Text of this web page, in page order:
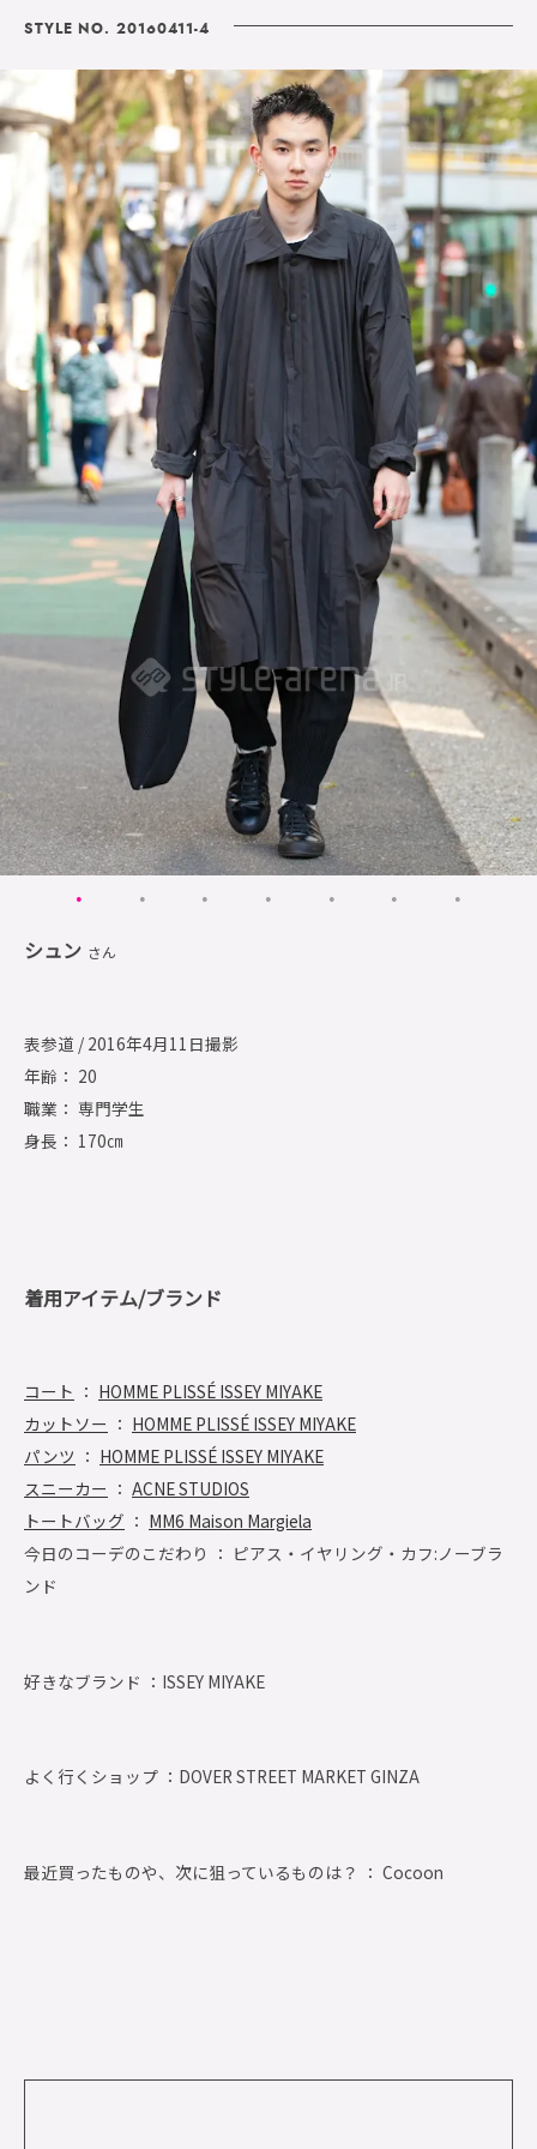
STYLE NO. 20160411-4
シュン さん
表参道 / 2016年4月11日撮影
年齢： 20
職業： 専門学生
身長： 170㎝
着用アイテム/ブランド
コート ： HOMME PLISSÉ ISSEY MIYAKE
カットソー ： HOMME PLISSÉ ISSEY MIYAKE
パンツ ： HOMME PLISSÉ ISSEY MIYAKE
スニーカー ： ACNE STUDIOS
トートバッグ ： MM6 Maison Margiela
今日のコーデのこだわり ： ピアス・イヤリング・カフ:ノーブラ
ンド
好きなブランド ： ISSEY MIYAKE
よく行くショップ ： DOVER STREET MARKET GINZA
最近買ったものや、次に狙っているものは？ ： Cocoon